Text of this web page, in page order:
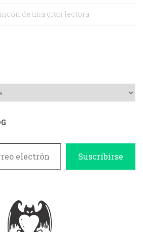
de una gran lectora
Suscribirse